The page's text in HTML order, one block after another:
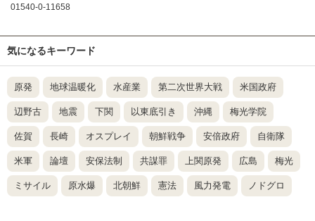
01540-0-11658
気になるキーワード
原発 地球温暖化 水産業 第二次世界大戦 米国政府
辺野古 地震 下関 以東底引き 沖縄 梅光学院
佐賀 長崎 オスプレイ 朝鮮戦争 安倍政府 自衛隊
米軍 論壇 安保法制 共謀罪 上関原発 広島 梅光
ミサイル 原水爆 北朝鮮 憲法 風力発電 ノドグロ